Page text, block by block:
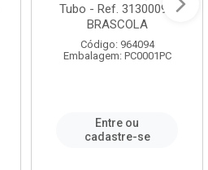
Tubo - Ref. 3130009 -
BRASCOLA
Código: 964094
Embalagem: PC0001PC
Entre ou
cadastre-se